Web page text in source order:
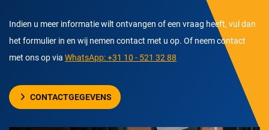
Indien u meer informatie wilt ontvangen of een vraag heeft, vul dan
het formulier in en wij nemen contact met u op. Of neem contact
met ons op via WhatsApp: +31 10 - 521 32 88
CONTACTGEGEVENS